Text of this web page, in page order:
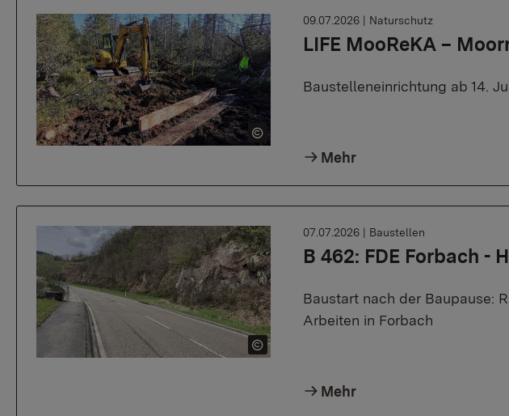
LIFE MooReKA –
09.07.2026 | Naturschutz
Baustelleneinrichtung ab 14.
Mehr
B 462: FDE Forbach -
07.07.2026 | Baustellen
Baustart nach der Baupause:
Arbeiten in Forbach
Mehr